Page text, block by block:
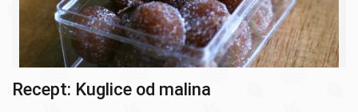
Recept: Kuglice od malina